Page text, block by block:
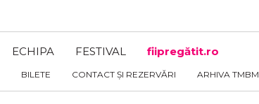
ECHIPA FESTIVAL fiipregătit.ro
BILETE CONTACT ȘI REZERVĂRI ARHIVA TMBM